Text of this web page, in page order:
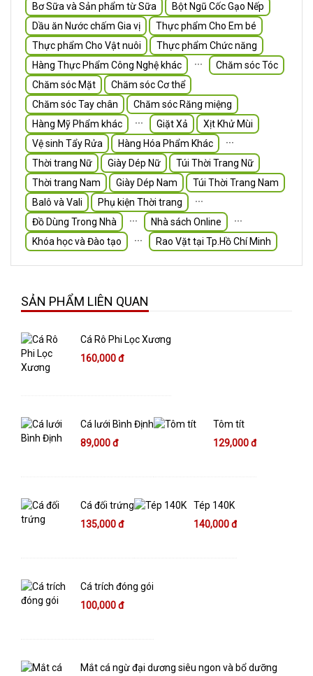
Bơ Sữa và Sản phẩm từ Sữa
Bột Ngũ Cốc Gạo Nếp
Dầu ăn Nước chấm Gia vị
Thực phẩm Cho Em bé
Thực phẩm Cho Vật nuôi
Thực phẩm Chức năng
Hàng Thực Phẩm Công Nghệ khác
∙∙∙
Chăm sóc Tóc
Chăm sóc Mặt
Chăm sóc Cơ thể
Chăm sóc Tay chân
Chăm sóc Răng miệng
Hàng Mỹ Phẩm khác
∙∙∙ Giặt Xả
Xịt Khử Mùi
Vệ sinh Tẩy Rửa
Hàng Hóa Phẩm Khác
∙∙∙
Thời trang Nữ
Giày Dép Nữ
Túi Thời Trang Nữ
Thời trang Nam
Giày Dép Nam
Túi Thời Trang Nam
Balô và Vali
Phụ kiện Thời trang
∙∙∙
Đồ Dùng Trong Nhà
∙∙∙ Nhà sách Online
∙∙∙
Khóa học và Đào tạo
∙∙∙ Rao Vặt tại Tp.Hồ Chí Minh
SẢN PHẨM LIÊN QUAN
Cá Rô Phi Lọc Xương
160,000 đ
Cá lưới Bình Định
89,000 đ
Tôm tít
129,000 đ
Cá đối trứng
135,000 đ
Tép 140K
140,000 đ
Cá trích đóng gói
100,000 đ
Mắt cá ngừ đại dương siêu ngon và bổ dưỡng